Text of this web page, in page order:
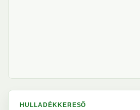
HULLADÉKKERESŐ